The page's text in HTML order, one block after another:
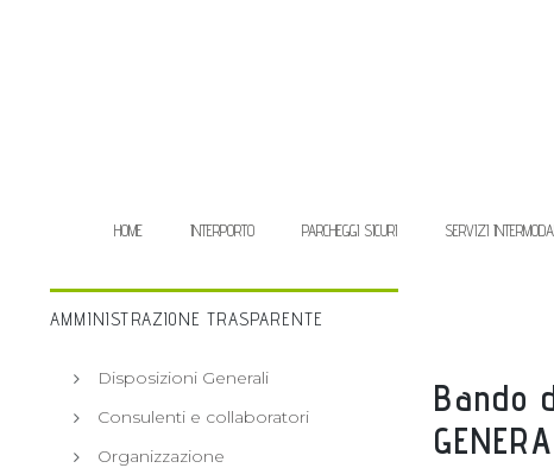
HOME INTERPORTO PARCHEGGI SICURI SERVIZI
Bando
AMMINISTRAZIONE TRASPARENTE
Disposizioni Generali
Consulenti e collaboratori
Organizzazione